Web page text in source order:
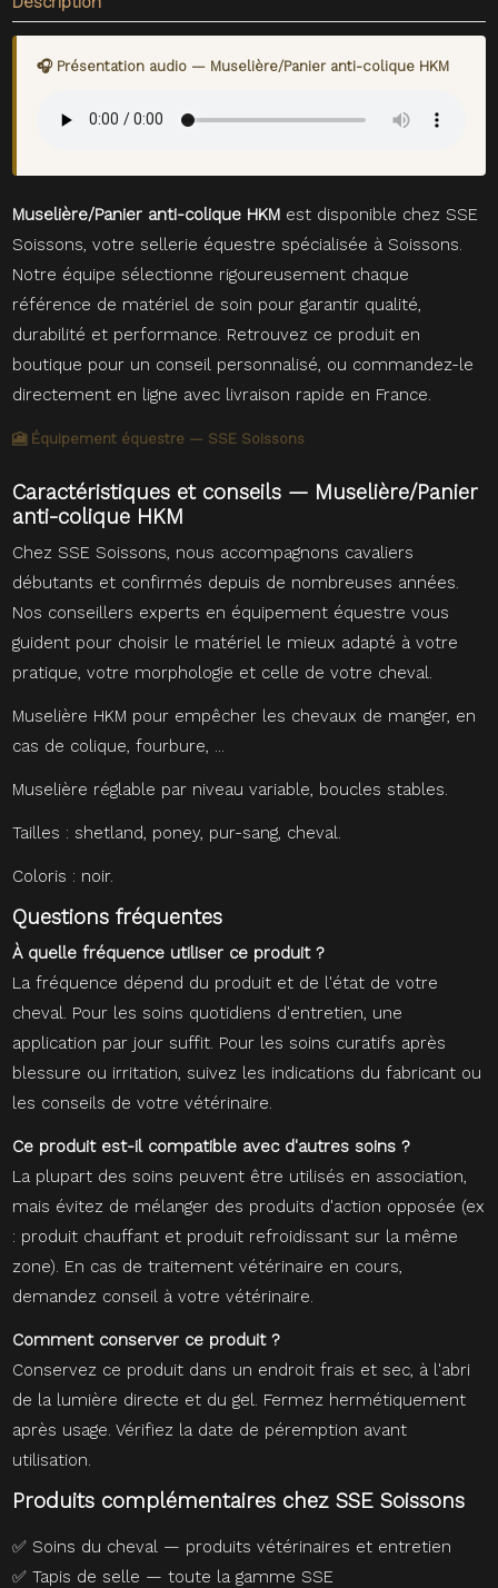
🎧 Présentation audio — Muselière/Panier anti-colique HKM
Muselière/Panier anti-colique HKM est disponible chez SSE
Soissons, votre sellerie équestre spécialisée à Soissons.
Notre équipe sélectionne rigoureusement chaque
référence de matériel de soin pour garantir qualité,
durabilité et performance. Retrouvez ce produit en
boutique pour un conseil personnalisé, ou commandez-le
directement en ligne avec livraison rapide en France.
🎦 Équipement équestre — SSE Soissons
Caractéristiques et conseils — Muselière/Panier
anti-colique HKM
Chez SSE Soissons, nous accompagnons cavaliers
débutants et confirmés depuis de nombreuses années.
Nos conseillers experts en équipement équestre vous
guident pour choisir le matériel le mieux adapté à votre
pratique, votre morphologie et celle de votre cheval.
Muselière HKM pour empêcher les chevaux de manger, en
cas de colique, fourbure, ...
Muselière réglable par niveau variable, boucles stables.
Tailles : shetland, poney, pur-sang, cheval.
Coloris : noir.
Questions fréquentes
À quelle fréquence utiliser ce produit ?
La fréquence dépend du produit et de l'état de votre
cheval. Pour les soins quotidiens d'entretien, une
application par jour suffit. Pour les soins curatifs après
blessure ou irritation, suivez les indications du fabricant ou
les conseils de votre vétérinaire.
Ce produit est-il compatible avec d'autres soins ?
La plupart des soins peuvent être utilisés en association,
mais évitez de mélanger des produits d'action opposée (ex
: produit chauffant et produit refroidissant sur la même
zone). En cas de traitement vétérinaire en cours,
demandez conseil à votre vétérinaire.
Comment conserver ce produit ?
Conservez ce produit dans un endroit frais et sec, à l'abri
de la lumière directe et du gel. Fermez hermétiquement
après usage. Vérifiez la date de péremption avant
utilisation.
Produits complémentaires chez SSE Soissons
✅ Soins du cheval — produits vétérinaires et entretien
✅Tapis de selle — toute la gamme SSE